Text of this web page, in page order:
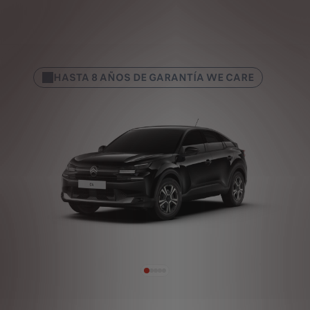
HASTA 8 AÑOS DE GARANTÍA WE CARE